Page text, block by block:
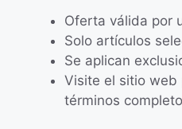
Oferta válida por
Solo artículos
Se aplican
Visite el sitio web
términos